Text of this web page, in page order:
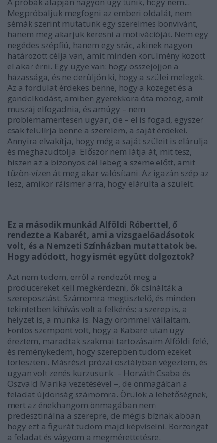
Megpróbáljuk megfogni az emberi oldalát, nem
sémák szerint mutatunk egy szerelmes bonvivánt,
hanem meg akarjuk keresni a motivációját. Nem egy
negédes szépfiú, hanem egy srác, akinek nagyon
határozott célja van, amit minden körülmény között
el akar érni. Egy ügye van: hogy összejöjjön a
házassága, és ne derüljön ki, hogy a szülei melegek.
Az a fordulat érdekes benne, hogy a közeget és a
gondolkodást, amiben gyerekkora óta mozog, amit
muszáj elfogadnia, és amúgy – nem
problémamentesen ugyan, de – el is fogad, egyszer
csak felülírja benne a szerelem, a saját érdekei.
Annyira elvakítja, hogy még a saját szüleit is elárulja
és meghazudtolja. Először nem látja át, mit tesz,
hiszen az a bizonyos cél lebeg a szeme előtt, amit
tűzön-vízen át meg akar valósítani. Az igazán szép az
lesz, amikor ráismer arra, hogy elárulta a szüleit.
Ez a második munkád Alföldi Róberttel, ő
rendezte a Kabarét, ami a vizsgaelőadásotok
volt, és a Nemzeti Színházban mutattatok be.
Hogy adódott, hogy ismét együtt dolgoztok?
Azt nem tudom, erről a rendezőt meg a
producereket kell megkérdezni, ők csinálták a
szereposztást. Számomra megtisztelő, és minden
tekintetben kihívás volt a felkérés: a szerep is, a
helyzet is, a munka is. Nagy örömmel vállaltam.
Fontos szempont volt, hogy a Kabaré után úgy
éreztem, maradtak szakmai tartozásaim Alföldi felé,
és reménykedem, hogy szerepben tudom ezeket
törleszteni. Másrészt prózai osztályban végeztem, és
ugyan volt zenés kurzusunk – Horváth Csaba és
Oszvald Marika vezetésével –, de önmagában a
feladat újdonság számomra. Örülök a lehetőségnek,
mert az énekhangom önmagában nem
predesztinálna a szerepre, de mégis bíznak abban,
hogy ezt a figurát tudom majd képviselni. Borzongat
a feladat és vágyom a megmérettetésre.